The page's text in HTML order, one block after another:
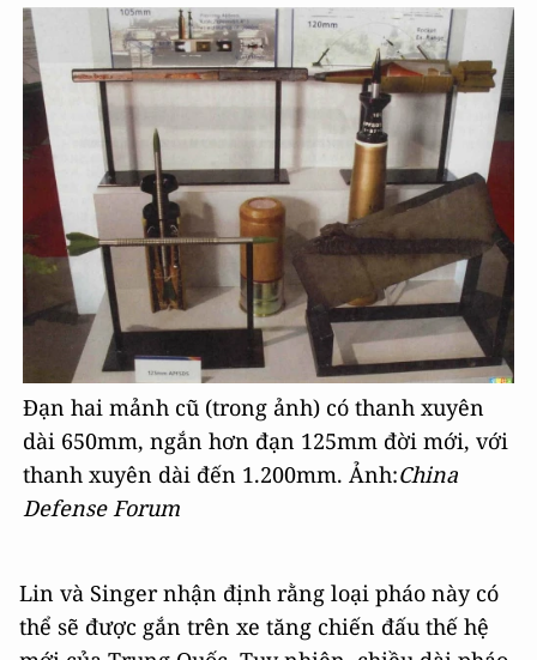
Đạn hai mảnh cũ (trong ảnh) có thanh xuyên
dài 650mm, ngắn hơn đạn 125mm đời mới, với
thanh xuyên dài đến 1.200mm. Ảnh:China
Defense Forum
Lin và Singer nhận định rằng loại pháo này có
thể sẽ được gắn trên xe tăng chiến đấu thế hệ